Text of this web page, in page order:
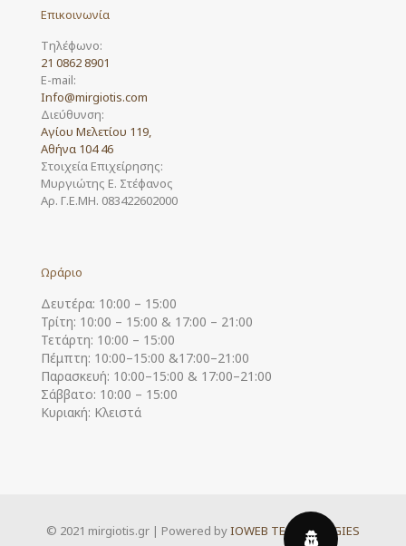
Επικοινωνία
Τηλέφωνο:
21 0862 8901
E-mail:
Info@mirgiotis.com
Διεύθυνση:
Αγίου Μελετίου 119,
Αθήνα 104 46
Στοιχεία Επιχείρησης:
Μυργιώτης Ε. Στέφανος
Αρ. Γ.Ε.ΜΗ. 083422602000
Ωράριο
Δευτέρα: 10:00 – 15:00
Τρίτη: 10:00 – 15:00 & 17:00 – 21:00
Τετάρτη: 10:00 – 15:00
Πέμπτη: 10:00–15:00 &17:00–21:00
Παρασκευή: 10:00–15:00 & 17:00–21:00
Σάββατο: 10:00 – 15:00
Κυριακή: Κλειστά
© 2021 mirgiotis.gr | Powered byIOWEB TECHNOLOGIES